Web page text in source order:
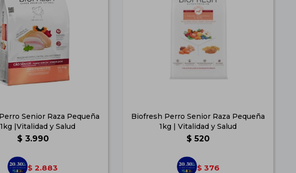
Senior Raza Pequeña
|Vitalidad y Salud
$ 3.990
$ 2.883
Biofresh Perro Senior Raza Pequeña
1kg | Vitalidad y Salud
$ 520
$ 376